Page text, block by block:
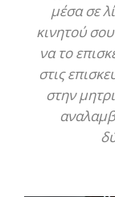
μέσα σε
κινητού
να το
στις
στην